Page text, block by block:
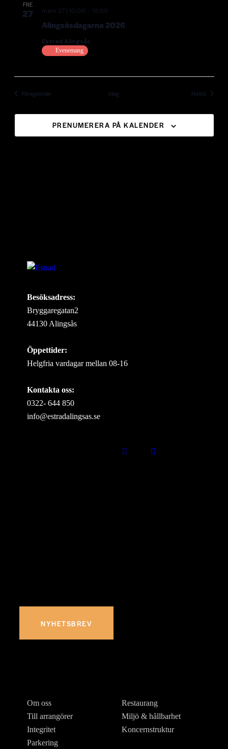
FRE
27
Alingsåsdagarna 2026
mars 27 | 10:00 - 18:00
Estrad Alingsås
Evenemang
FöregåendeEvenemang Idag Nästa
PRENUMERERA PÅ KALENDER
Besöksadress:
Bryggaregatan2
44130 Alingsås
Öppettider:
Helgfria vardagar mellan 08-16
Kontakta oss:
0322- 644 850
info@estradalingsas.se
NYHETSBREV
Om oss
Till arrangörer
Integritet
Parkering
Restaurang
Miljö & hållbarhet
Koncernstruktur